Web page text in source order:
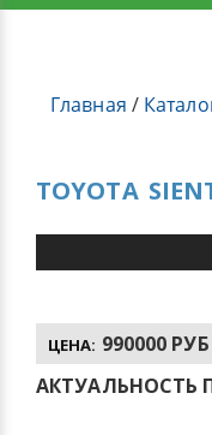
Главная /
TOYOTA
ЦЕНА: 990000 РУБ
АКТУАЛЬНОСТЬ